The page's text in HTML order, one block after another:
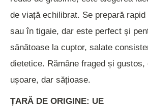
de viață echilibrat. Se prepară
sau în tigaie, dar este perfect și
sănătoase la cuptor, salate
dietetice. Rămâne fraged și gustos,
ușoare, dar sățioase.
ȚARĂ DE ORIGINE: UE